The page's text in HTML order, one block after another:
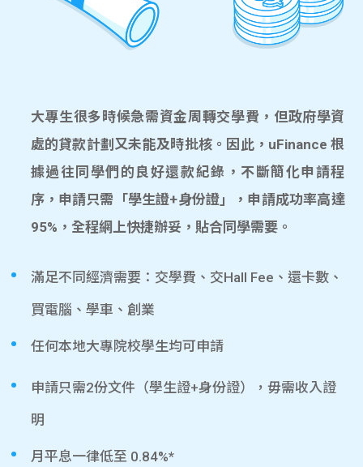
大專生很多時候急需資金周轉交學費，但政府學資
處的貸款計劃又未能及時批核。因此，uFinance 根
據過往同學們的良好還款紀錄，不斷簡化申請程
序，申請只需「學生證+身份證」，申請成功率高達
95%，全程網上快捷辦妥，貼合同學需要。
滿足不同經濟需要：交學費、交Hall Fee、還卡數、
買電腦、學車、創業
任何本地大專院校學生均可申請
申請只需2份文件（學生證+身份證），毋需收入證
明
月平息一律低至 0.84%*